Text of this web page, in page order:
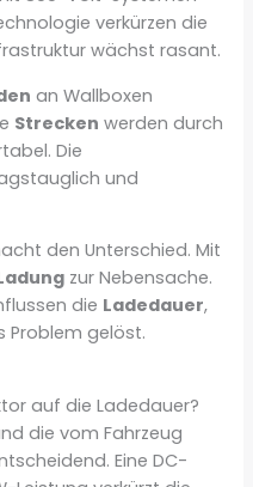
verkürzen die
wächst rasant.
an Wallboxen
Strecken werden durch
Die
und
den Unterschied. Mit
zur Nebensache.
die Ladedauer,
Problem gelöst.
auf die Ladedauer?
die vom Fahrzeug
Eine DC-